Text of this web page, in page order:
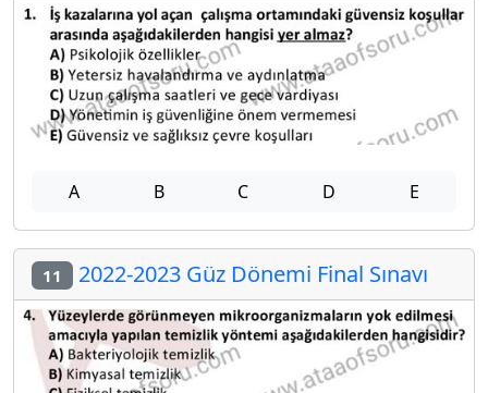
A B C D E
11 2022-2023 Güz Dönemi Final Sınavı